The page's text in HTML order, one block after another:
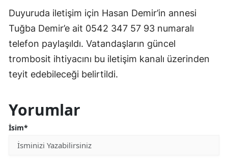
Duyuruda iletişim için Hasan Demir’in annesi
Tuğba Demir’e ait 0542 347 57 93 numaralı
telefon paylaşıldı. Vatandaşların güncel
trombosit ihtiyacını bu iletişim kanalı üzerinden
teyit edebileceği belirtildi.
Yorumlar
İsim*